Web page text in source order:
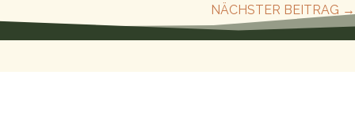
NÄCHSTER BEITRAG →